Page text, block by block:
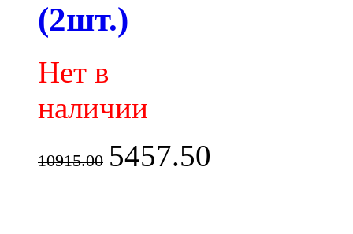
(2шт.)
Нет в
наличии
10915.00 5457.50